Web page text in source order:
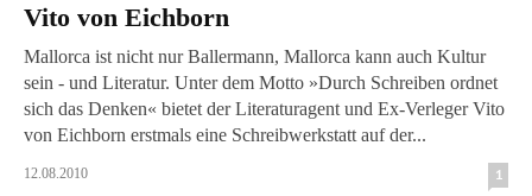
Vito von Eichborn
Mallorca ist nicht nur Ballermann, Mallorca kann auch Kultur
sein - und Literatur. Unter dem Motto »Durch Schreiben ordnet
sich das Denken« bietet der Literaturagent und Ex-Verleger Vito
von Eichborn erstmals eine Schreibwerkstatt auf der...
12.08.2010 1